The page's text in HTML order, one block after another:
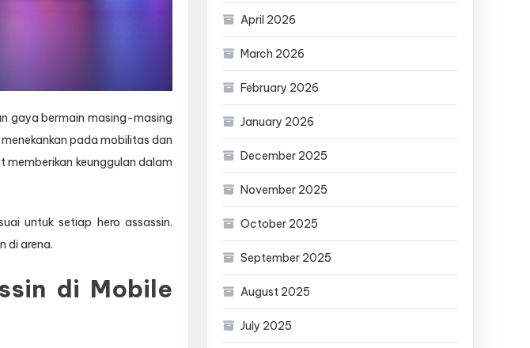
gaya bermain masing-masing
pada mobilitas dan
keunggulan dalam
untuk setiap hero assassin.
di arena.
di Mobile
April 2026
March 2026
February 2026
January 2026
December 2025
November 2025
October 2025
September 2025
August 2025
July 2025